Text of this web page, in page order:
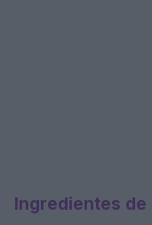
Ingredientes de